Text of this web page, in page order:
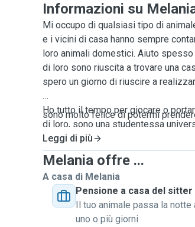
Informazioni su
Mi occupo di qualsiasi tipo di
e i vicini di casa hanno sempre
loro animali domestici. Aiuto
di loro sono riuscita a trovare una
spero un giorno di riuscire a
Ho tutto il tempo per giocare o
di loro, sono una studentessa
insieme ad un cagnolino.
Posso occuparmi del vostro cane,
posso ospitarlo a casa mia e se
cuccia oppure può stare sul mio
vostro animale può girare
sono molto felice di potermi
Leggi di più
Melania offre ...
A casa di Melania
Pensione a casa del sitter
Il tuo animale passa la
uno o più giorni